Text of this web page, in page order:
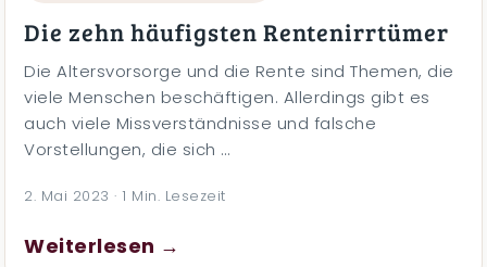
Die zehn häufigsten Rentenirrtümer
Die Altersvorsorge und die Rente sind Themen, die
viele Menschen beschäftigen. Allerdings gibt es
auch viele Missverständnisse und falsche
Vorstellungen, die sich …
2. Mai 2023 · 1 Min. Lesezeit
Weiterlesen →